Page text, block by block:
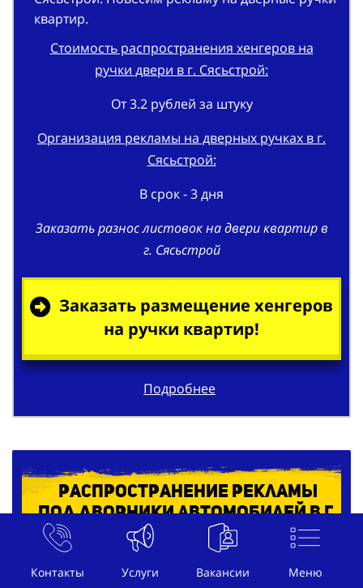
Контакты Услуги Вакансии Меню
Стоимость распространения хенгеров на
От 3.2 рублей за штуку
Организация рекламы на дверных ручках в г.
В срок - 3 дня
Заказать разнос листовок на двери квартир в
Заказать размещение хенгеров
на ручки квартир!
Подробнее
Распространение рекламы
под дворники автомобилей в г.
Сясьстрой